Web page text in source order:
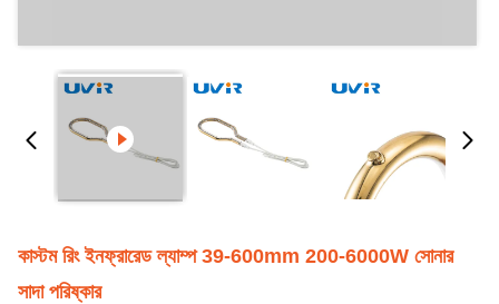
কাস্টম রিং ইনফ্রারেড ল্যাম্প 39-600mm 200-6000W সোনার
সাদা পরিষ্কার